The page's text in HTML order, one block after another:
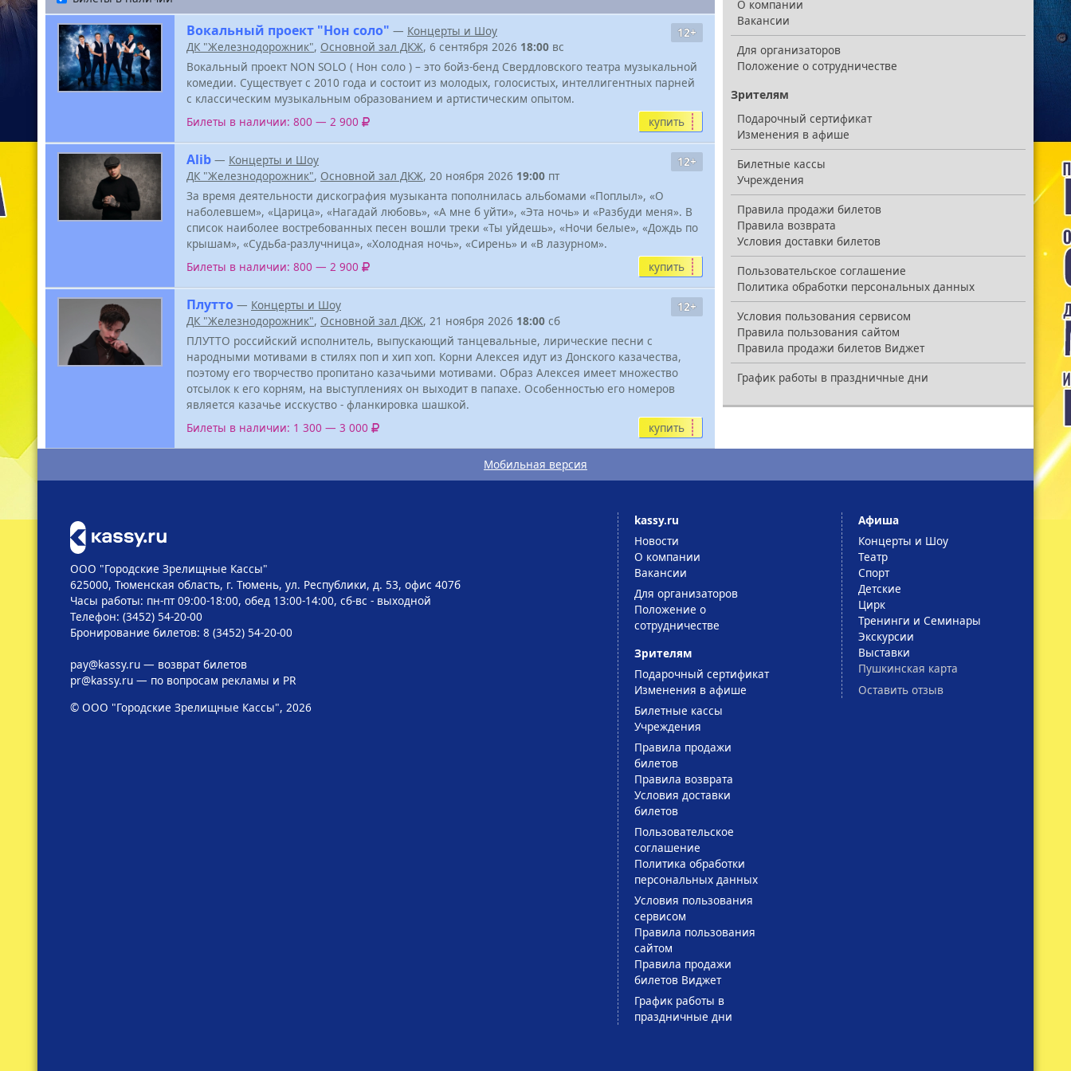
12+
Вокальный проект "Нон соло" — Концерты и Шоу
ДК "Железнодорожник", Основной зал ДКЖ, 6 сентября 2026 18:00 вс
Вокальный проект NON SOLO ( Нон соло ) – это бойз-бенд Свердловского театра музыкальной
комедии. Существует с 2010 года и состоит из молодых, голосистых, интеллигентных парней
с классическим музыкальным образованием и артистическим опытом.
Билеты в наличии: 800 — 2 900
купить
12+
Alib — Концерты и Шоу
ДК "Железнодорожник", Основной зал ДКЖ, 20 ноября 2026 19:00 пт
За время деятельности дискография музыканта пополнилась альбомами «Поплыл», «О
наболевшем», «Царица», «Нагадай любовь», «А мне б уйти», «Эта ночь» и «Разбуди меня». В
список наиболее востребованных песен вошли треки «Ты уйдешь», «Ночи белые», «Дождь по
крышам», «Судьба-разлучница», «Холодная ночь», «Сирень» и «В лазурном».
Билеты в наличии: 800 — 2 900
купить
12+
Плутто — Концерты и Шоу
ДК "Железнодорожник", Основной зал ДКЖ, 21 ноября 2026 18:00 сб
ПЛУТТО российский исполнитель, выпускающий танцевальные, лирические песни с
народными мотивами в стилях поп и хип хоп. Корни Алексея идут из Донского казачества,
поэтому его творчество пропитано казачьими мотивами. Образ Алексея имеет множество
отсылок к его корням, на выступлениях он выходит в папахе. Особенностью его номеров
является казачье исскуство - фланкировка шашкой.
Билеты в наличии: 1 300 — 3 000
купить
О компании
Вакансии
Для организаторов
Положение о сотрудничестве
Зрителям
Подарочный сертификат
Изменения в афише
Билетные кассы
Учреждения
Правила продажи билетов
Правила возврата
Условия доставки билетов
Пользовательское соглашение
Политика обработки персональных данных
Условия пользования сервисом
Правила пользования сайтом
Правила продажи билетов Виджет
График работы в праздничные дни
Мобильная версия
ООО "Городские Зрелищные Кассы"
625000, Тюменская область, г. Тюмень, ул. Республики, д. 53, офис 407б
Часы работы: пн-пт 09:00-18:00, обед 13:00-14:00, сб-вс - выходной
Телефон: (3452) 54-20-00
Бронирование билетов: 8 (3452) 54-20-00
pay@kassy.ru— возврат билетов
pr@kassy.ru— по вопросам рекламы и PR
© ООО "Городские Зрелищные Кассы", 2026
kassy.ru
Новости
О компании
Вакансии
Для организаторов
Положение о
сотрудничестве
Зрителям
Подарочный сертификат
Изменения в афише
Билетные кассы
Учреждения
Правила продажи
билетов
Правила возврата
Условия доставки
билетов
Пользовательское
соглашение
Политика обработки
персональных данных
Условия пользования
сервисом
Правила пользования
сайтом
Правила продажи
билетов Виджет
График работы в
праздничные дни
Афиша
Концерты и Шоу
Театр
Спорт
Детские
Цирк
Тренинги и Семинары
Экскурсии
Выставки
Пушкинская карта
Оставить отзыв